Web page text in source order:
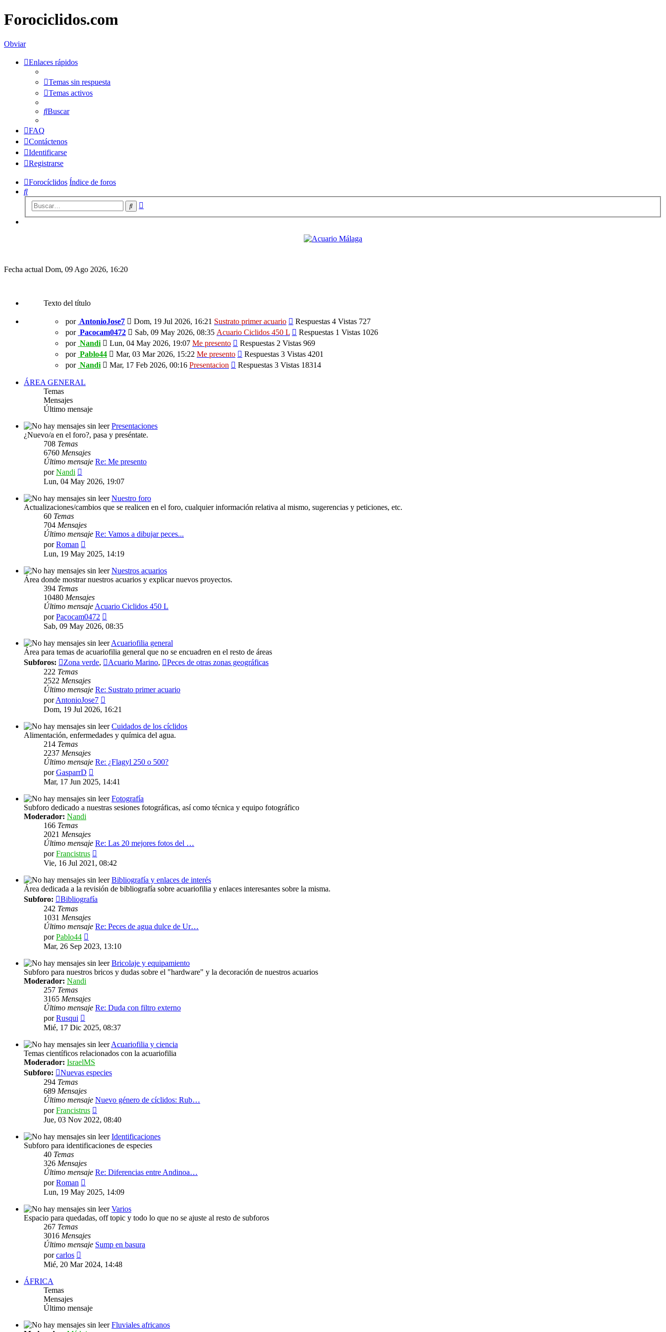
Forociclidos.com
Obviar
Enlaces rápidos
Temas sin respuesta
Temas activos
Buscar
FAQ
Contáctenos
Identificarse
Registrarse
Forocíclidos Índice de foros
Buscar
Buscar
Fecha actual Dom, 09 Ago 2026, 16:20
Texto del título
por AntonioJose7 Dom, 19 Jul 2026, 16:21 Sustrato primer acuario
Ver
último
mensaje
Respuestas 4 Vistas 727
por Pacocam0472 Sab, 09 May 2026, 08:35 Acuario Ciclidos 450 L
Ver
último
mensaje
Respuestas 1 Vistas 1026
por Nandi Lun, 04 May 2026, 19:07 Me presento
Ver
último
mensaje
Respuestas 2 Vistas 969
por Pablo44 Mar, 03 Mar 2026, 15:22 Me presento
Ver
último
mensaje
Respuestas 3 Vistas 4201
por Nandi Mar, 17 Feb 2026, 00:16 Presentacion
Ver
Respuestas 3 Vistas 18314
ÁREA GENERAL
Temas
Mensajes
Último mensaje
Presentaciones
¿Nuevo/a en el foro?, pasa y preséntate.
708 Temas
6760 Mensajes
Último mensaje Re: Me presento
porNandi
último
mensaje
Lun, 04 May 2026, 19:07
Nuestro foro
Actualizaciones/cambios que se realicen en el foro, cualquier información relativa al mismo, sugerencias y peticiones, etc.
60 Temas
704 Mensajes
Último mensaje Re: Vamos a dibujar peces...
porRoman
último
Lun, 19 May 2025, 14:19
Nuestros acuarios
Área donde mostrar nuestros acuarios y explicar nuevos proyectos.
394 Temas
10480 Mensajes
Último mensajeAcuario Ciclidos 450 L
porPacocam0472
último
Sab, 09 May 2026, 08:35
Acuariofilia general
Área para temas de acuariofilia general que no se encuadren en el resto de áreas
Subforos:
Zona verde, Acuario Marino,
Peces de otras zonas geográficas
222 Temas
2522 Mensajes
Último mensaje Re: Sustrato primer acuario
porAntonioJose7
último
Dom, 19 Jul 2026, 16:21
Cuidados de los cíclidos
Alimentación, enfermedades y química del agua.
214 Temas
2237 Mensajes
Último mensaje Re: ¿Flagyl 250 o 500?
porGasparrD
último
Mar, 17 Jun 2025, 14:41
Fotografía
Subforo dedicado a nuestras sesiones fotográficas, así como técnica y equipo fotográfico
Moderador: Nandi
166 Temas
2021 Mensajes
Último mensaje Re: Las 20 mejores fotos del …
porFrancistrus
último
Vie, 16 Jul 2021, 08:42
Bibliografía y enlaces de interés
Área dedicada a la revisión de bibliografía sobre acuariofilia y enlaces interesantes sobre la misma.
Subforo:
Bibliografía
242 Temas
1031 Mensajes
Último mensaje Re: Peces de agua dulce de Ur…
porPablo44
último
Mar, 26 Sep 2023, 13:10
Bricolaje y equipamiento
Subforo para nuestros bricos y dudas sobre el "hardware" y la decoración de nuestros acuarios
Moderador: Nandi
257 Temas
3165 Mensajes
Último mensaje Re: Duda con filtro externo
porRusqui
último
Mié, 17 Dic 2025, 08:37
Acuariofilia y ciencia
Temas científicos relacionados con la acuariofilia
Moderador: IsraelMS
Subforo:
Nuevas especies
294 Temas
689 Mensajes
Último mensaje Nuevo género de cíclidos: Rub…
porFrancistrus
último
Jue, 03 Nov 2022, 08:40
Identificaciones
Subforo para identificaciones de especies
40 Temas
326 Mensajes
Último mensaje Re: Diferencias entre Andinoa…
porRoman
último
Lun, 19 May 2025, 14:09
Varios
Espacio para quedadas, off topic y todo lo que no se ajuste al resto de subforos
267 Temas
3016 Mensajes
Último mensaje Sump en basura
porcarlos
último
Mié, 20 Mar 2024, 14:48
ÁFRICA
Temas
Mensajes
Último mensaje
Fluviales africanos